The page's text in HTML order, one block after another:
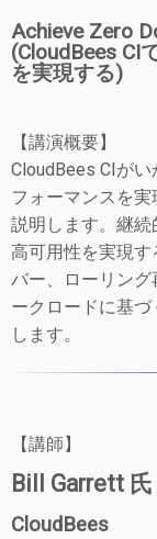
Achieve Zero
(CloudBees CI
を実現する)
【講演概要】
CloudBees CIが
フォーマンスを
説明します。継続
高可用性を実現
バー、ローリン
ークロードに基
します。
【講師】
Bill Garrett 氏
CloudBees